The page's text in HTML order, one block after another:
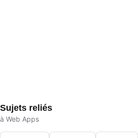
Sujets reliés
à Web Apps